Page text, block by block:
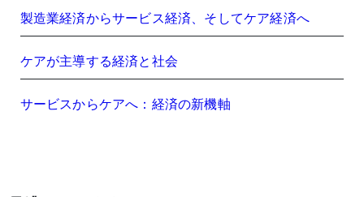
製造業経済からサービス経済、そしてケア経済へ
ケアが主導する経済と社会
サービスからケアへ：経済の新機軸